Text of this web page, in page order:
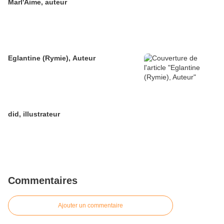
Marl'Aime, auteur
Eglantine (Rymie), Auteur
did, illustrateur
Commentaires
Ajouter un commentaire